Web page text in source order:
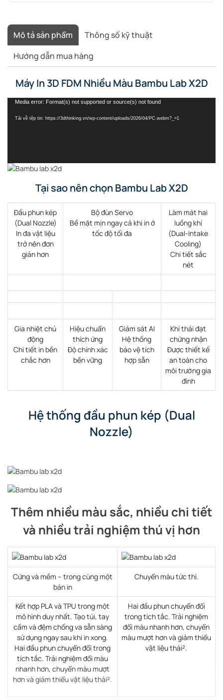
3d
Space
Pi
V2
Mô tả sản phẩm
Thông số kỹ thuật
Hướng dẫn mua hàng
Máy In 3D FDM Nhiều Màu Bambu Lab X2D
Trình
Media error: Format(s) not supported or source(s) not found
Tải về tệp tin: https://3dthinking.vn/wp-content/uploads/2026/04/PC.webm?_=1
Tại sao nên chọn Bambu Lab X2D
Đầu phun kép
(Dual Nozzle)
In đa vật liệu
trở nên đơn
giản hơn
Bộ đùn Servo
Bề mặt mịn ngay cả khi in ở
tốc độ tối đa
Làm mát hai
luồng khí
(Dual-Intake
Cooling)
Chi tiết sắc
nét
Gia nhiệt chủ
động
Chi tiết in bền
chắc hơn
Hiệu chuẩn
thích ứng
Độ chính xác
bền vững
Giám sát AI
Hệ thống
bảo vệ tích
hợp sẵn
Khí thải đạt
chứng nhận
Được thiết kế
an toàn cho
môi trường gia
đình
Hệ thống đầu phun kép (Dual
Nozzle)
Thêm nhiều màu sắc, nhiều chi tiết
và nhiều trải nghiệm thú vị hơn
Cứng và mềm – trong cùng một
bản in
Chuyển màu tức thì.
Kết hợp PLA và TPU trong một
mô hình duy nhất. Tạo túi, tay
cầm và đệm chống va sẵn sàng
sử dụng ngay sau khi in xong.
Hai đầu phun chuyển đổi trong
tích tắc. Trải nghiệm đổi màu
nhanh hơn, chuyển màu mượt
hơn và giảm thiểu vật liệu thải².
Hai đầu phun chuyển đổi
trong tích tắc. Trải nghiệm
đổi màu nhanh hơn, chuyển
màu mượt hơn và giảm thiểu
vật liệu thải².